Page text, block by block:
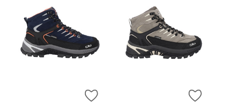
ZUR WUNSCHLISTE HINZUFÜGEN
ZUR